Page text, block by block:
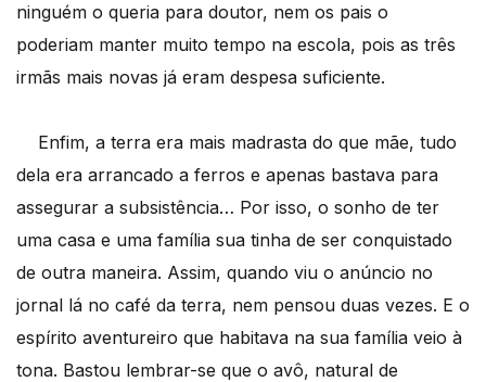
ninguém o queria para doutor, nem os pais o
poderiam manter muito tempo na escola, pois as três
irmãs mais novas já eram despesa suficiente.
Enfim, a terra era mais madrasta do que mãe, tudo
dela era arrancado a ferros e apenas bastava para
assegurar a subsistência… Por isso, o sonho de ter
uma casa e uma família sua tinha de ser conquistado
de outra maneira. Assim, quando viu o anúncio no
jornal lá no café da terra, nem pensou duas vezes. E o
espírito aventureiro que habitava na sua família veio à
tona. Bastou lembrar-se que o avô, natural de